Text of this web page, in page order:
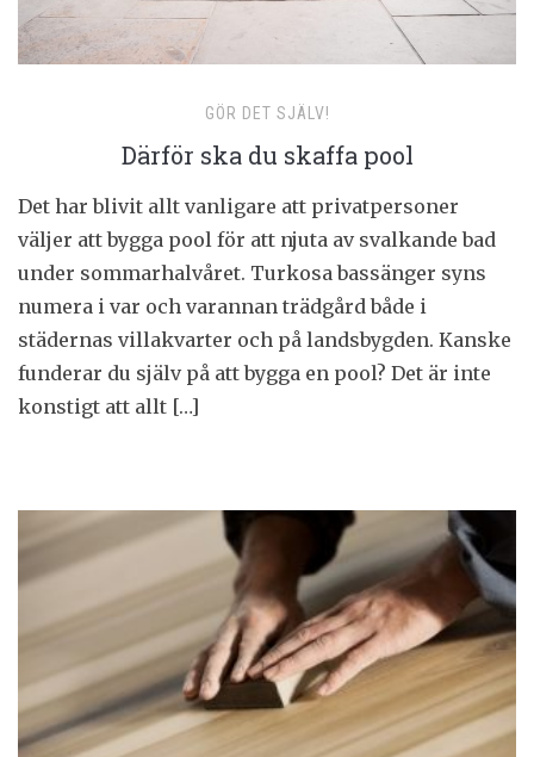
GÖR DET SJÄLV!
Därför ska du skaffa pool
Det har blivit allt vanligare att privatpersoner
väljer att bygga pool för att njuta av svalkande bad
under sommarhalvåret. Turkosa bassänger syns
numera i var och varannan trädgård både i
städernas villakvarter och på landsbygden. Kanske
funderar du själv på att bygga en pool? Det är inte
konstigt att allt […]